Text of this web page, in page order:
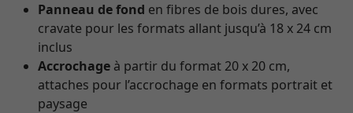
Panneau de fond en fibres de bois dures, avec
cravate pour les formats allant jusqu’à 18 x 24 cm
inclus
Accrochage à partir du format 20 x 20 cm,
attaches pour l’accrochage en formats portrait et
paysage